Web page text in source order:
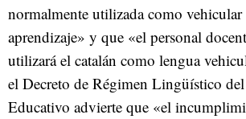
normalmente utilizada como
aprendizaje» y que «el personal
utilizará el catalán como lengua
el Decreto de Régimen Lingüístico
Educativo advierte que «el